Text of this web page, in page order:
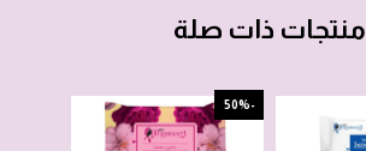
منتجات ذات صلة
-50%